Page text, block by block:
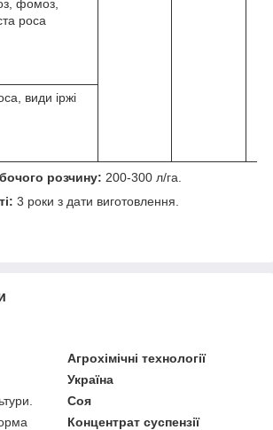
фомоз,
роса
види іржі
розчину: 200-300 л/га.
3 роки з дати виготовлення.
Агрохімічні технології
Україна
Соя
Концентрат суспензії